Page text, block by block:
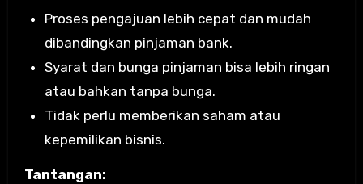
Proses pengajuan lebih cepat dan mudah
dibandingkan pinjaman bank.
Syarat dan bunga pinjaman bisa lebih ringan
atau bahkan tanpa bunga.
Tidak perlu memberikan saham atau
kepemilikan bisnis.
Tantangan: